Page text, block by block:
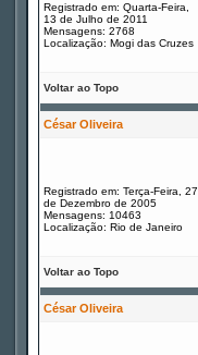
Registrado em: Quarta-Feira,
13 de Julho de 2011
Mensagens: 2768
Localização: Mogi das Cruzes
Voltar ao Topo
César Oliveira
Registrado em: Terça-Feira, 27
de Dezembro de 2005
Mensagens: 10463
Localização: Rio de Janeiro
Voltar ao Topo
César Oliveira